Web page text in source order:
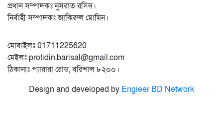
প্রধান সম্পাদকঃ নুসরাত রসিদ।
নির্বাহী সম্পাদকঃ জাকিরুল মোমিন।
মোবাইলঃ 01711225620
মেইলঃ protidin.barisal@gmail.com
ঠিকানাঃ প্যারারা রোড, বরিশাল ৮২০০।
Design and developed by Engieer BD Network